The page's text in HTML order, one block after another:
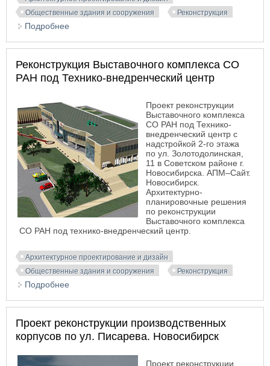
Общественные здания и сооружения
Реконструкция
Подробнее
Реконструкция Выставочного комплекса СО
РАН под Технико-внедренческий центр
Проект реконструкции
Выставочного комплекса
СО РАН под Технико-
внедренческий центр с
надстройкой 2-го этажа
по ул. Золотодолинская,
11 в Советском районе г.
Новосибирска. АПМ–Сайт.
Новосибирск.
Архитектурно-
планировочные решения
по реконструкции
Выставочного комплекса
СО РАН под технико-внедренческий центр.
Архитектурное проектирование и дизайн
Общественные здания и сооружения
Реконструкция
Подробнее
Проект реконструкции производственных
корпусов по ул. Писарева. Новосибирск
Проект реконструкции